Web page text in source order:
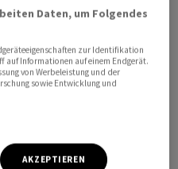
Creditreform. Gemäss
veröffentlichten
bis Juli 4232 Insolvenzen,
10 Prozent entspricht.
Daten, um Folgendes
zur Identifikation
auf Informationen auf einem Endgerät.
von Werbeleistung und der
sowie Entwicklung und
AKZEPTIEREN